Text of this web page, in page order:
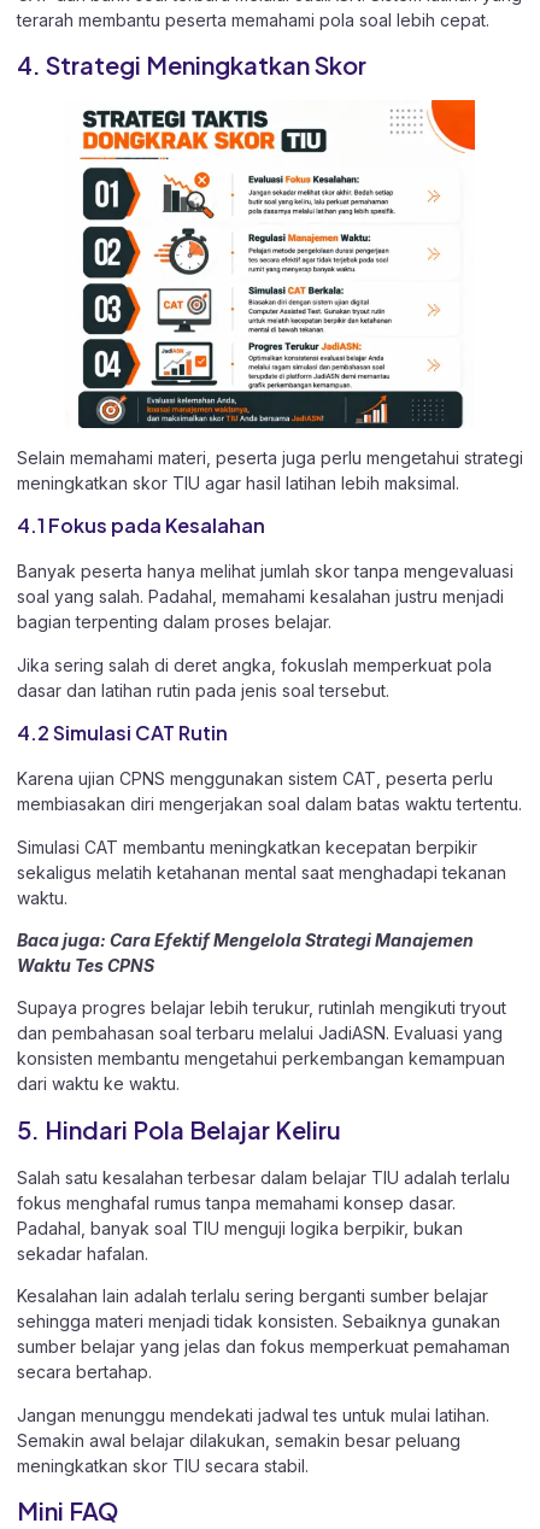
terarah membantu peserta memahami pola soal lebih cepat.
4. Strategi Meningkatkan Skor
Selain memahami materi, peserta juga perlu mengetahui strategi
meningkatkan skor TIU agar hasil latihan lebih maksimal.
4.1 Fokus pada Kesalahan
Banyak peserta hanya melihat jumlah skor tanpa mengevaluasi
soal yang salah. Padahal, memahami kesalahan justru menjadi
bagian terpenting dalam proses belajar.
Jika sering salah di deret angka, fokuslah memperkuat pola
dasar dan latihan rutin pada jenis soal tersebut.
4.2 Simulasi CAT Rutin
Karena ujian CPNS menggunakan sistem CAT, peserta perlu
membiasakan diri mengerjakan soal dalam batas waktu tertentu.
Simulasi CAT membantu meningkatkan kecepatan berpikir
sekaligus melatih ketahanan mental saat menghadapi tekanan
waktu.
Baca juga: Cara Efektif Mengelola Strategi Manajemen
Waktu Tes CPNS
Supaya progres belajar lebih terukur, rutinlah mengikuti tryout
dan pembahasan soal terbaru melalui JadiASN. Evaluasi yang
konsisten membantu mengetahui perkembangan kemampuan
dari waktu ke waktu.
5. Hindari Pola Belajar Keliru
Salah satu kesalahan terbesar dalam belajar TIU adalah terlalu
fokus menghafal rumus tanpa memahami konsep dasar.
Padahal, banyak soal TIU menguji logika berpikir, bukan
sekadar hafalan.
Kesalahan lain adalah terlalu sering berganti sumber belajar
sehingga materi menjadi tidak konsisten. Sebaiknya gunakan
sumber belajar yang jelas dan fokus memperkuat pemahaman
secara bertahap.
Jangan menunggu mendekati jadwal tes untuk mulai latihan.
Semakin awal belajar dilakukan, semakin besar peluang
meningkatkan skor TIU secara stabil.
Mini FAQ